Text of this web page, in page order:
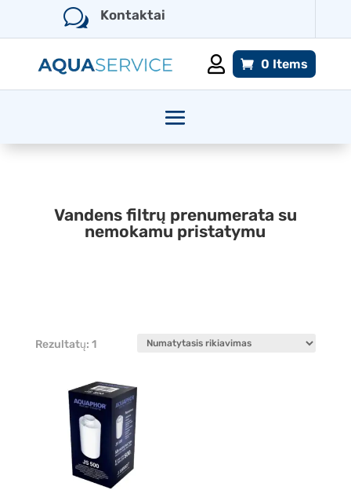
w Kontaktai
 0 Items
Vandens filtrų prenumerata su
nemokamu pristatymu
Rezultatų: 1